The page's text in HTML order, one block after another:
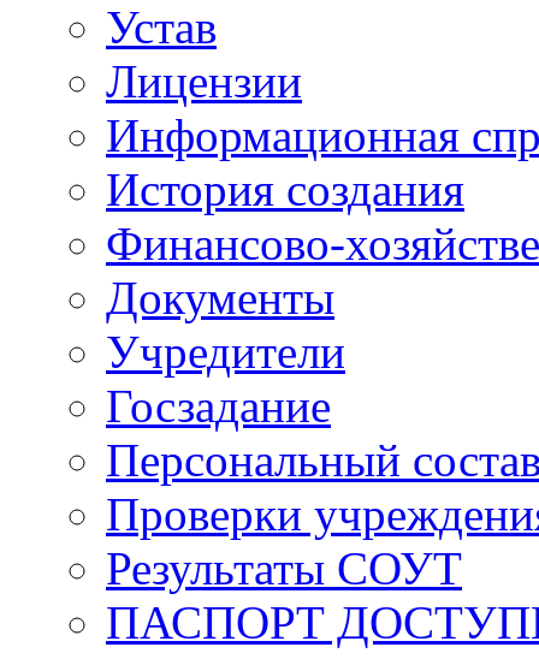
Устав
Лицензии
Информационная
История создания
Финансово-
Документы
Учредители
Госзадание
Персональный
Проверки
Результаты СОУТ
ПАСПОРТ